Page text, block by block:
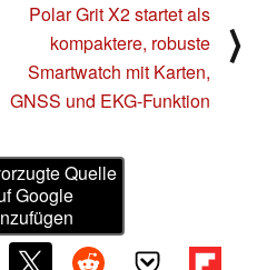
Polar Grit X2 startet als
kompaktere, robuste
Smartwatch mit Karten,
GNSS und EKG-Funktion
⟩
Quelle
Google